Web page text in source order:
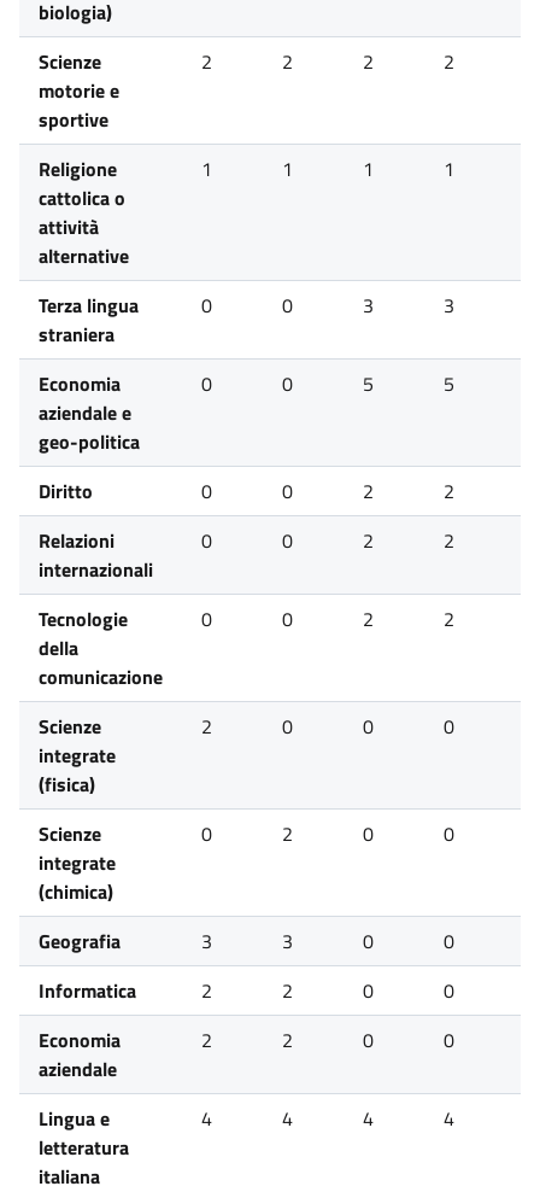
biologia)
Scienze
motorie e
sportive
2 2 2 2
Religione
cattolica o
attività
alternative
1 1 1 1
Terza lingua
straniera
0 0 3 3
Economia
aziendale e
geo-politica
0 0 5 5
Diritto 0 0 2 2
Relazioni
internazionali
0 0 2 2
Tecnologie
della
comunicazione
0 0 2 2
Scienze
integrate
(fisica)
2 0 0 0
Scienze
integrate
(chimica)
0 2 0 0
Geografia 3 3 0 0
Informatica
2 2 0 0
Economia
aziendale
2 2 0 0
Lingua e
letteratura
italiana
4 4 4 4